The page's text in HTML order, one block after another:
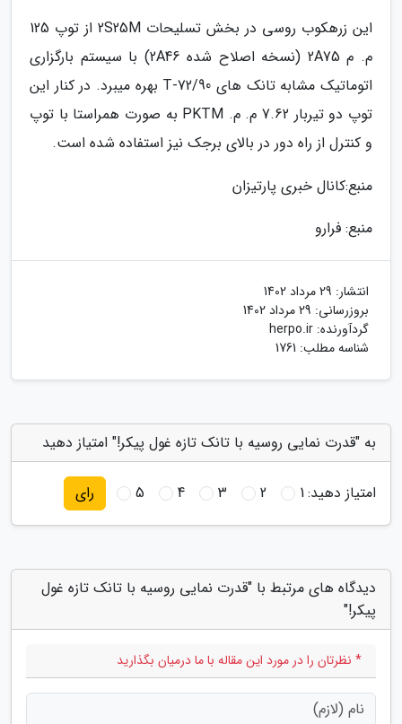
این زرهکوب روسی در بخش تسلیحات 2S25M از توپ 125
م. م 2A75 (نسخه اصلاح شده 2A46) با سیستم بارگزاری
اتوماتیک مشابه تانک های T-72/90 بهره میبرد. در کنار این
توپ دو تیربار 7.62 م. م. PKTM به صورت همراستا با توپ
و کنترل از راه دور در بالای برجک نیز استفاده شده است.
منبع:کانال خبری پارتیزان
منبع: فرارو
انتشار: 29 مرداد 1402
بروزرسانی: 29 مرداد 1402
گردآورنده: herpo.ir
شناسه مطلب: 1761
به "قدرت نمایی روسیه با تانک تازه غول پیکر!" امتیاز دهید
امتیاز دهید:1
2
3
4
5 رای
دیدگاه های مرتبط با "قدرت نمایی روسیه با تانک تازه غول
پیکر!"
* نظرتان را در مورد این مقاله با ما درمیان بگذارید